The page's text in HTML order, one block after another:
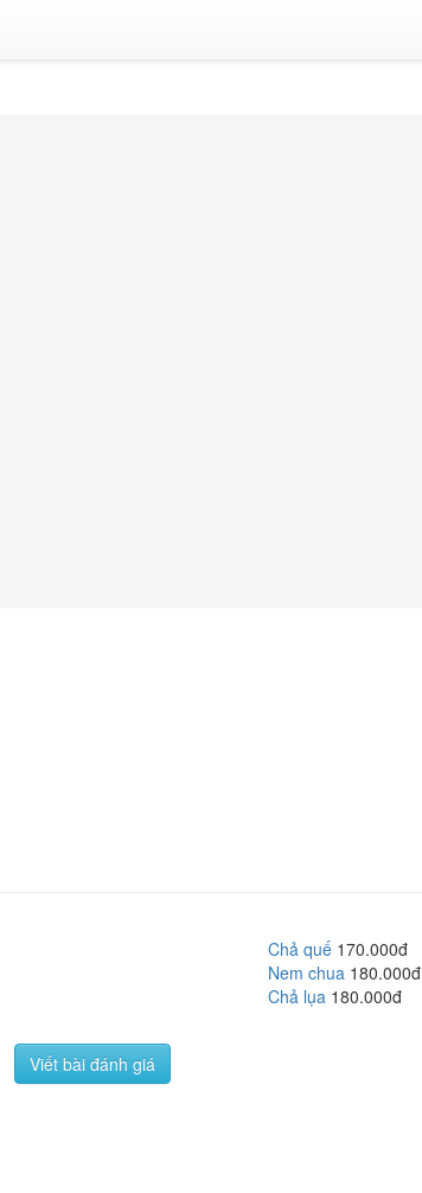
Chả quế 170.000đ
Nem chua 180.000đ
Chả lụa 180.000đ
Viết bài đánh giá